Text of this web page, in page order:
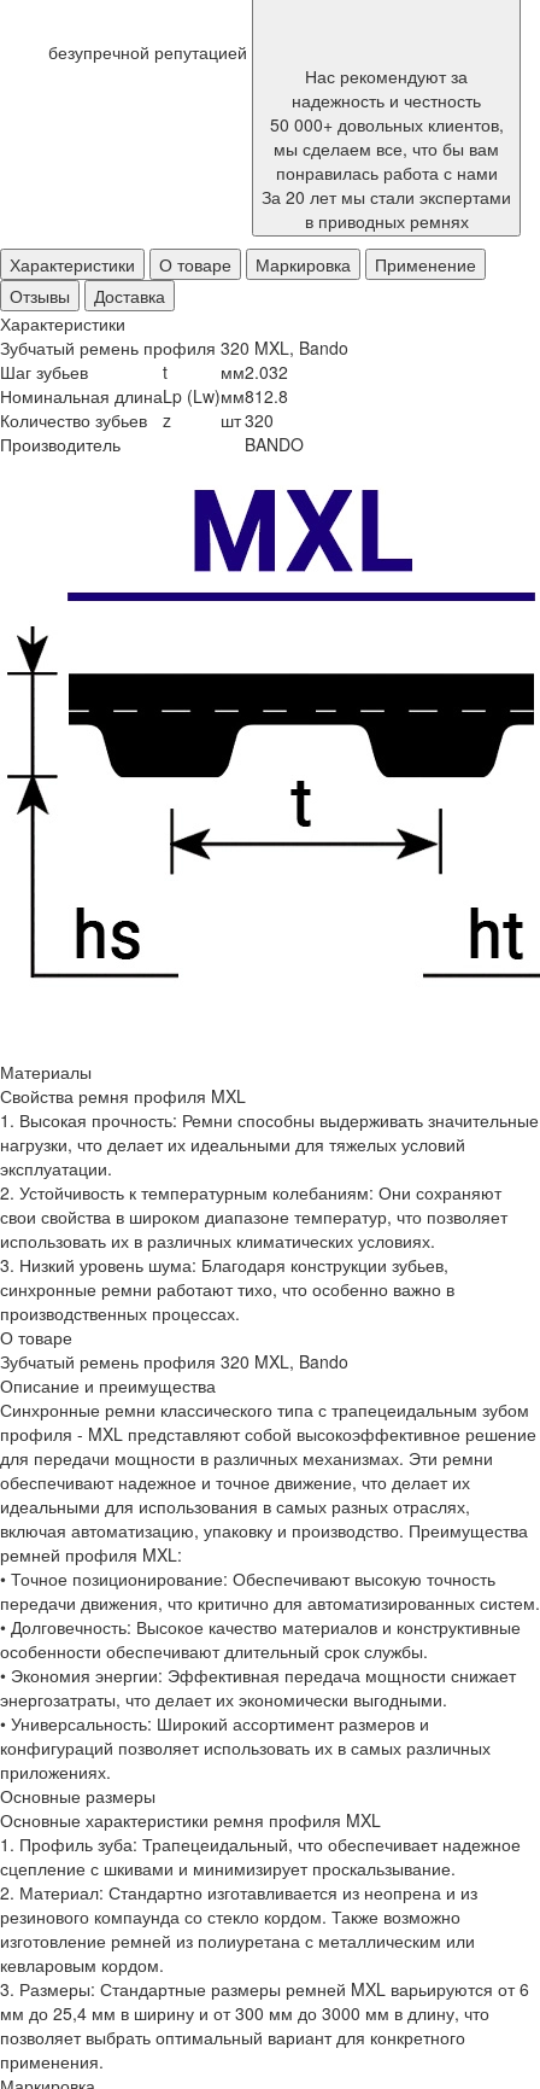
безупречной репутацией
Нас рекомендуют за
надежность и честность
50 000+ довольных клиентов,
мы сделаем все, что бы вам
понравилась работа с нами
За 20 лет мы стали экспертами
в приводных ремнях
Характеристики
О товаре Маркировка
Применение
Отзывы
Доставка
Характеристики
Зубчатый ремень профиля 320 MXL, Bando
Шаг зубьев
t мм2.032
Номинальная длинаLp (Lw)мм812.8
Количество зубьев
z шт320
Производитель
BANDO
Материалы
Свойства ремня профиля MXL
1. Высокая прочность: Ремни способны выдерживать значительные
нагрузки, что делает их идеальными для тяжелых условий
эксплуатации.
2. Устойчивость к температурным колебаниям: Они сохраняют
свои свойства в широком диапазоне температур, что позволяет
использовать их в различных климатических условиях.
3. Низкий уровень шума: Благодаря конструкции зубьев,
синхронные ремни работают тихо, что особенно важно в
производственных процессах.
О товаре
Зубчатый ремень профиля 320 MXL, Bando
Описание и преимущества
Синхронные ремни классического типа с трапецеидальным зубом
профиля - MXL представляют собой высокоэффективное решение
для передачи мощности в различных механизмах. Эти ремни
обеспечивают надежное и точное движение, что делает их
идеальными для использования в самых разных отраслях,
включая автоматизацию, упаковку и производство. Преимущества
ремней профиля MXL:
• Точное позиционирование: Обеспечивают высокую точность
передачи движения, что критично для автоматизированных систем.
• Долговечность: Высокое качество материалов и конструктивные
особенности обеспечивают длительный срок службы.
• Экономия энергии: Эффективная передача мощности снижает
энергозатраты, что делает их экономически выгодными.
• Универсальность: Широкий ассортимент размеров и
конфигураций позволяет использовать их в самых различных
приложениях.
Основные размеры
Основные характеристики ремня профиля MXL
1. Профиль зуба: Трапецеидальный, что обеспечивает надежное
сцепление с шкивами и минимизирует проскальзывание.
2. Материал: Стандартно изготавливается из неопрена и из
резинового компаунда со стекло кордом. Также возможно
изготовление ремней из полиуретана с металлическим или
кевларовым кордом.
3. Размеры: Стандартные размеры ремней MXL варьируются от 6
мм до 25,4 мм в ширину и от 300 мм до 3000 мм в длину, что
позволяет выбрать оптимальный вариант для конкретного
применения.